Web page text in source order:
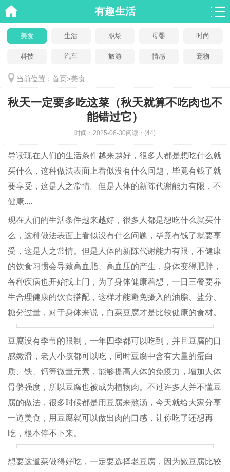
有趣生活
美食 生活 职场 母婴 时尚
科技 汽车 旅游 情感 宠物
当前位置： 首页>美食
秋天一定要多吃这菜（秋天就算不吃肉也不
能错过它）
时间： 2025-06-30阅读： (44)
导读现在人们的生活条件越来越好，很多人都是想吃什么就
买什么，这种做法表面上看似没有什么问题，毕竟有钱了就
要享受，这是人之常情。但是人体的新陈代谢能力有限，不
健康....
现在人们的生活条件越来越好，很多人都是想吃什么就买什
么，这种做法表面上看似没有什么问题，毕竟有钱了就要享
受，这是人之常情。但是人体的新陈代谢能力有限，不健康
的饮食习惯会导致高血脂、高血压的产生，身体变得肥胖，
各种疾病也开始找上门，为了身体健康着想，一日三餐要养
生合理健康的饮食搭配，这样才能避免摄入的油脂、盐分、
糖分过量，对于身体来说，白菜豆腐才是比较健康的食材。
豆腐没有季节的限制，一年四季都可以吃到，并且豆腐的口
感嫩滑，老人小孩都可以吃，同时豆腐中含有大量的蛋白
质、铁、钙等微量元素，能够提高人体的免疫力，增加人体
骨骼强度，所以豆腐也被成为植物肉。不过许多人并不懂豆
腐的做法，很多时候都是用豆腐来熬汤，今天就给大家分享
一道美食，用豆腐就可以做出肉的口感，让你吃了还想再
吃，根本停不下来。
想要这道菜做得好吃，一定要选择老豆腐，因为嫩豆腐比较